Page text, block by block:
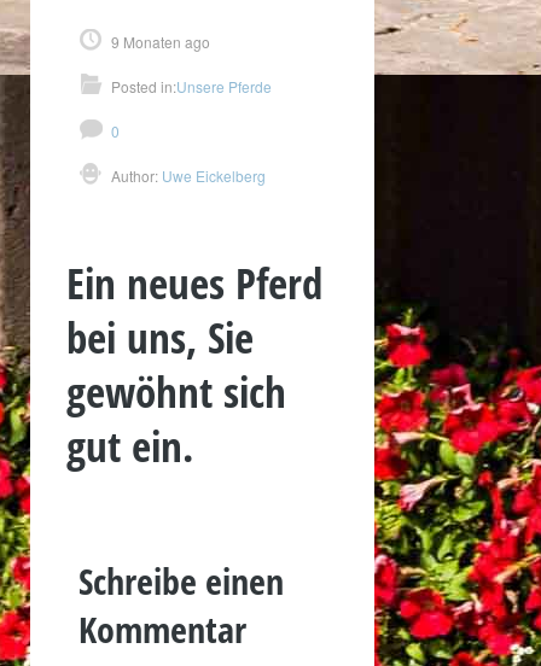
9 Monaten ago
Posted in:Unsere Pferde
0
Author: Uwe Eickelberg
Ein neues Pferd
bei uns, Sie
gewöhnt sich
gut ein.
Schreibe einen
Kommentar